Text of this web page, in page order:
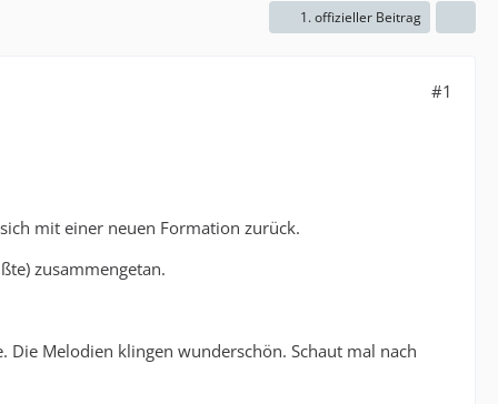
1. offizieller Beitrag
#1
mit einer neuen Formation zurück.
zusammengetan.
Melodien klingen wunderschön. Schaut mal nach